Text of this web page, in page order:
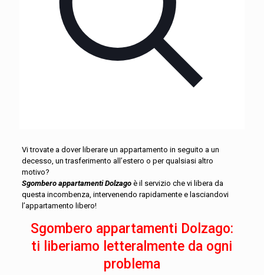
Vi trovate a dover liberare un appartamento in seguito a un
decesso, un trasferimento all’estero o per qualsiasi altro
motivo?
Sgombero appartamenti Dolzago è il servizio che vi libera da
questa incombenza, intervenendo rapidamente e lasciandovi
l’appartamento libero!
Sgombero appartamenti Dolzago:
ti liberiamo letteralmente da ogni
problema